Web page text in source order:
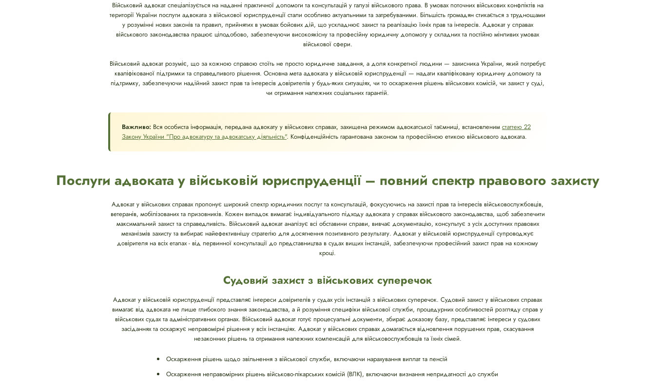
Військовий адвокат спеціалізується на наданні практичної допомоги та консультацій у галузі військового права. В умовах поточних військових конфліктів на
території України послуги адвоката з військової юриспруденції стали особливо актуальними та затребуваними. Більшість громадян стикається з труднощами
у розумінні нових законів та правил, прийнятих в умовах бойових дій, що ускладнює захист та реалізацію їхніх прав та інтересів. Адвокат у справах
військового законодавства працює цілодобово, забезпечуючи високоякісну та професійну юридичну допомогу у складних та постійно мінливих умовах
військової сфери.
Військовий адвокат розуміє, що за кожною справою стоїть не просто юридичне завдання, а доля конкретної людини — захисника України, який потребує
кваліфікованої підтримки та справедливого рішення. Основна мета адвоката у військовій юриспруденції — надати кваліфіковану юридичну допомогу та
підтримку, забезпечуючи надійний захист прав та інтересів довірителів у будь-яких ситуаціях, чи то оскарження рішень військових комісій, чи захист у суді,
чи отримання належних соціальних гарантій.
Важливо: Вся особиста інформація, передана адвокату у військових справах, захищена режимом адвокатської таємниці, встановленим статтею 22
Закону України "Про адвокатуру та адвокатську діяльність". Конфіденційність гарантована законом та професійною етикою військового адвоката.
Послуги адвоката у військовій юриспруденції – повний спектр правового захисту
Адвокат у військових справах пропонує широкий спектр юридичних послуг та консультацій, фокусуючись на захисті прав та інтересів військовослужбовців,
ветеранів, мобілізованих та призовників. Кожен випадок вимагає індивідуального підходу адвоката у справах військового законодавства, щоб забезпечити
максимальний захист та справедливість. Військовий адвокат аналізує всі обставини справи, вивчає документацію, консультує з усіх доступних правових
механізмів захисту та вибирає найефективнішу стратегію для досягнення позитивного результату. Адвокат у військовій юриспруденції супроводжує
довірителя на всіх етапах - від первинної консультації до представництва в судах вищих інстанцій, забезпечуючи професійний захист прав на кожному
кроці.
Судовий захист з військових суперечок
Адвокат у військовій юриспруденції представляє інтереси довірителів у судах усіх інстанцій з військових суперечок. Судовий захист у військових справах
вимагає від адвоката не лише глибокого знання законодавства, а й розуміння специфіки військової служби, процедурних особливостей розгляду справ у
військових судах та адміністративних органах. Військовий адвокат готує процесуальні документи, збирає доказову базу, представляє інтереси у судових
засіданнях та оскаржує неправомірні рішення у всіх інстанціях. Адвокат у військових справах домагається відновлення порушених прав, скасування
незаконних рішень та отримання належних компенсацій для військовослужбовців та їхніх сімей.
Оскарження рішень щодо звільнення з військової служби, включаючи нарахування виплат та пенсій
Оскарження неправомірних рішень військово-лікарських комісій (ВЛК), включаючи визнання непридатності до служби